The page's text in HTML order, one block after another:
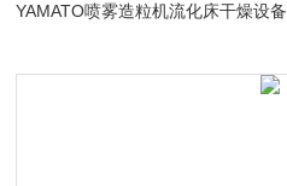
YAMATO喷雾造粒机流化床干燥设备